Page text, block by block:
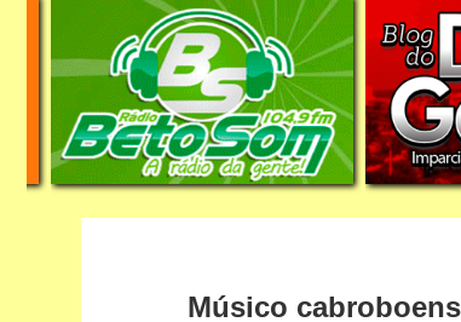
Músico